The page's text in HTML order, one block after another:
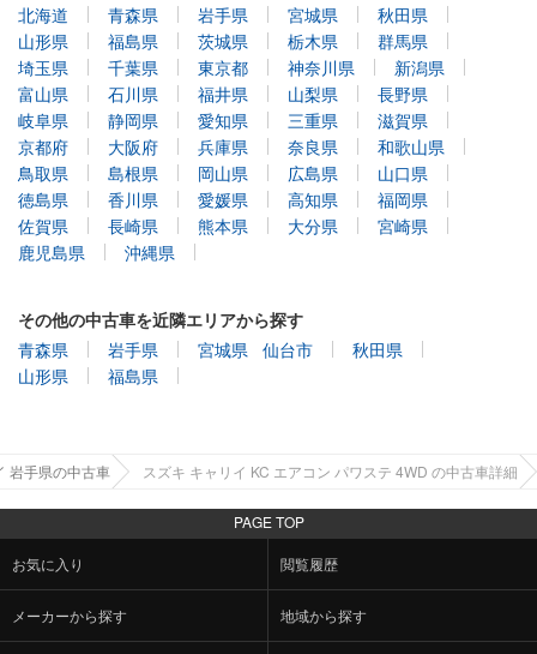
北海道
青森県 岩手県 宮城県
秋田県
山形県
福島県 茨城県 栃木県
群馬県
埼玉県
千葉県 東京都 神奈川県
新潟県
富山県
石川県 福井県 山梨県
長野県
岐阜県
静岡県 愛知県 三重県
滋賀県
京都府
大阪府 兵庫県 奈良県
和歌山県
鳥取県
島根県 岡山県 広島県
山口県
徳島県
香川県 愛媛県 高知県
福岡県
佐賀県
長崎県 熊本県 大分県
宮崎県
鹿児島県
沖縄県
その他の中古車を近隣エリアから探す
青森県
岩手県 宮城県 仙台市
秋田県
山形県
福島県
岩手県の中古車 スズキ キャリイ KC エアコン パワステ 4WD の中古車詳細
PAGE TOP
お気に入り 閲覧履歴
メーカーから探す 地域から探す